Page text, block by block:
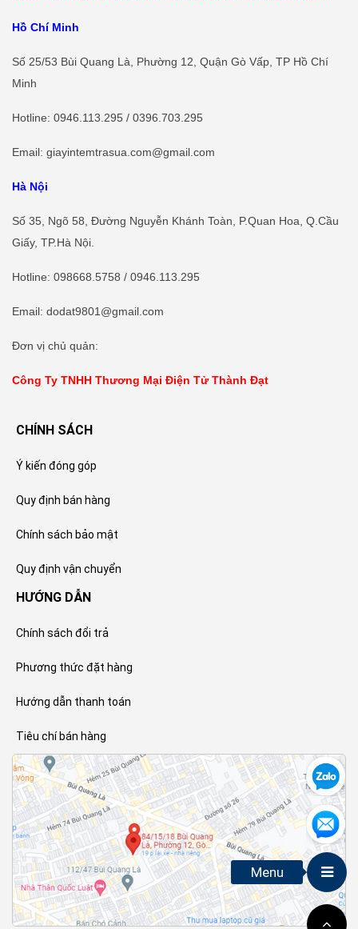
Hồ Chí Minh
Số 25/53 Bùi Quang Là, Phường 12, Quận Gò Vấp, TP Hồ Chí
Minh
Hotline: 0946.113.295 / 0396.703.295
Email: giayintemtrasua.com@gmail.com
Hà Nội
Số 35, Ngõ 58, Đường Nguyễn Khánh Toàn, P.Quan Hoa, Q.Cầu
Giấy, TP.Hà Nội.
Hotline: 098668.5758 / 0946.113.295
Email: dodat9801@gmail.com
Đơn vị chủ quản:
Công Ty TNHH Thương Mại Điện Tử Thành Đạt
CHÍNH SÁCH
Ý kiến đóng góp
Quy định bán hàng
Chính sách bảo mật
Quy định vận chuyển
HƯỚNG DẪN
Chính sách đổi trả
Phương thức đặt hàng
Hướng dẫn thanh toán
Tiêu chí bán hàng
Menu